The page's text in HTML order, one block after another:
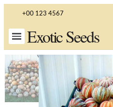
+00 123 4567
Exotic Seeds